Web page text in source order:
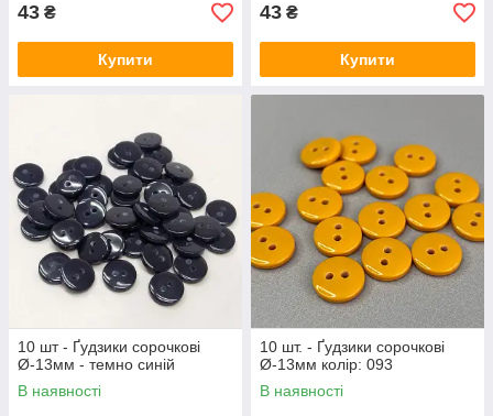
43 ₴
Купити
43 ₴
Купити
10 шт - Ґудзики сорочкові
Ø-13мм - темно синій
В наявності
10 шт. - Ґудзики сорочкові
Ø-13мм колір: 093
В наявності